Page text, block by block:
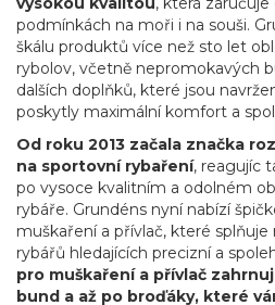
podmínkách na moři i na souši.
škálu produktů více než sto let
rybolov, včetně nepromokavých
dalších doplňků, které jsou
poskytly maximální komfort a
Od roku 2013 začala značka
na sportovní rybaření, reagujíc
po vysoce kvalitním a odolném
rybáře. Grundéns nyní nabízí
muškaření a přívlač, které splňuje
rybářů hledajících precizní a
pro muškaření a přívlač
bund a až po broďáky, které